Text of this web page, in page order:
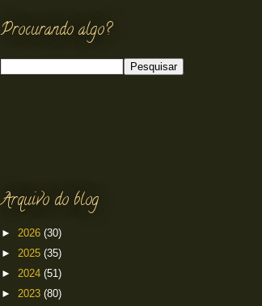
Procurando algo?
Arquivo do blog
► 2026 (30)
► 2025 (35)
► 2024 (51)
► 2023 (80)